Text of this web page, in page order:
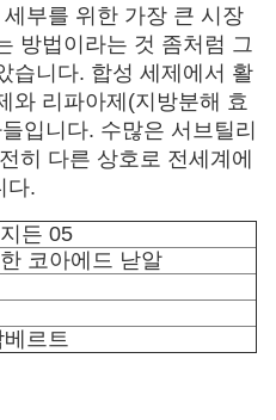
부를 위한 가장 큰 시장
방법이라는 것 좀처럼 그
습니다. 합성 세제에서 활
와 리파아제(지방분해 효
입니다. 수많은 서브틸리
히 다른 상호로 전세계에
다.
든 05
코아에드 낟알
르트